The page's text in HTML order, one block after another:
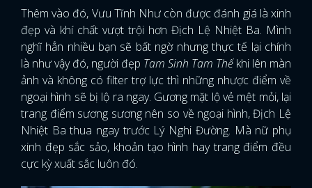
Thêm vào đó, Vưu Tĩnh Như còn được đánh giá là xinh
đẹp và khí chất vượt trội hơn Địch Lệ Nhiệt Ba. Mình
nghĩ hẳn nhiều bạn sẽ bất ngờ nhưng thực tế lại chính
là như vậy đó, người đẹp Tam Sinh Tam Thếkhi lên màn
ảnh và không có filter trợ lực thì những nhược điểm về
ngoại hình sẽ bị lộ ra ngay. Gương mặt lộ vẻ mệt mỏi, lại
trang điểm sương sương nên so về ngoại hình, Địch Lệ
Nhiệt Ba thua ngay trước Lý Nghi Đường. Mà nữ phụ
xinh đẹp sắc sảo, khoản tạo hình hay trang điểm đều
cực kỳ xuất sắc luôn đó.